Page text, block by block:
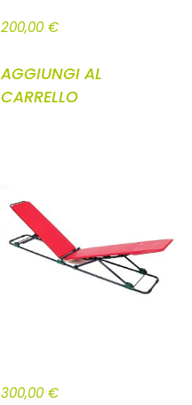
200,00 €
AGGIUNGI AL
CARRELLO
300,00 €